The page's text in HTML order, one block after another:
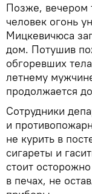
Позже, вечером
человек огонь
Мицкевичюса
дом. Потушив
обгоревших
летнему
продолжается
Сотрудники
и
не курить в
сигареты и
стоит
в печах, не